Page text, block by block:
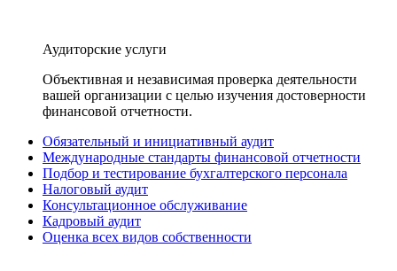
Аудиторские услуги
Объективная и независимая проверка деятельности
вашей организации с целью изучения достоверности
финансовой отчетности.
Обязательный и инициативный аудит
Международные стандарты финансовой отчетности
Подбор и тестирование бухгалтерского персонала
Налоговый аудит
Консультационное обслуживание
Кадровый аудит
Оценка всех видов собственности